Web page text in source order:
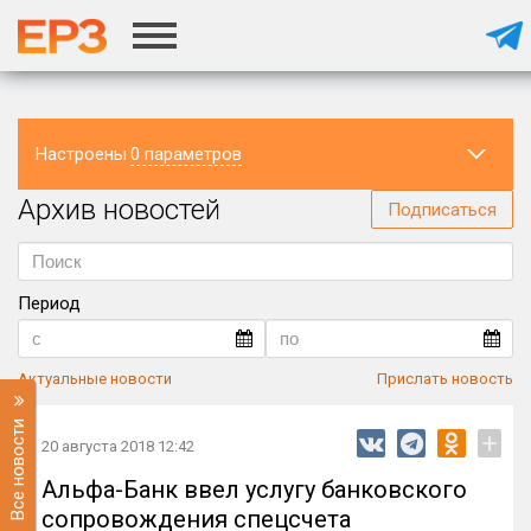
Настроены 0 параметров
Регион
Архив новостей Подписаться
Период
Актуальные новости Прислать новость
Все новости 20 августа 2018 12:42 +
Альфа-Банк ввел услугу банковского
сопровождения спецсчета